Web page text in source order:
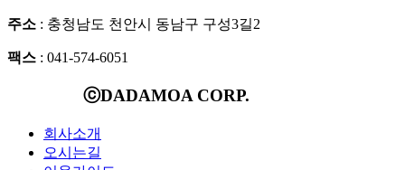
주소 : 충청남도 천안시 동남구 구성3길2
팩스 : 041-574-6051
ⓒDADAMOA CORP.
회사소개
오시는길